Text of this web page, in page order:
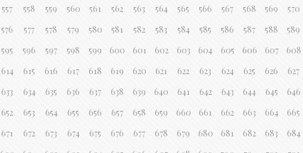
557 558 559 560 561 562 563 564 565 566 567 568 569
570
576 577 578 579 580 581 582 583 584 585 586 587 588
589
595 596 597 598 599 600 601 602 603 604 605 606 607
608
614 615 616 617 618 619 620 621 622 623 624 625 626
627
633 634 635 636 637 638 639 640 641 642 643 644 645
646
652 653 654 655 656 657 658 659 660 661 662 663 664
665
671 672 673 674 675 676 677 678 679 680 681 682 683
684